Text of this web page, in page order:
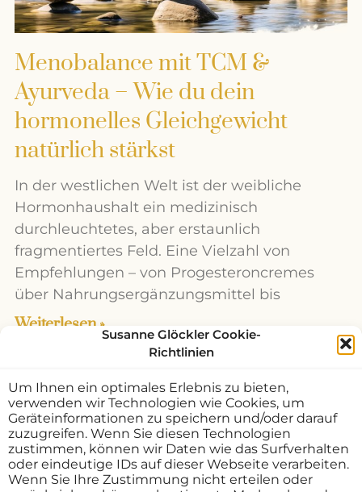
Susanne Glöckler Cookie-
Richtlinien
Um Ihnen ein optimales Erlebnis zu bieten,
verwenden wir Technologien wie Cookies, um
Geräteinformationen zu speichern und/oder darauf
zuzugreifen. Wenn Sie diesen Technologien
zustimmen, können wir Daten wie das Surfverhalten
oder eindeutige IDs auf dieser Webseite verarbeiten.
Wenn Sie Ihre Zustimmung nicht erteilen oder
Menobalance mit TCM &
Ayurveda – Wie du dein
hormonelles Gleichgewicht
natürlich stärkst
In der westlichen Welt ist der weibliche
Hormonhaushalt ein medizinisch
durchleuchtetes, aber erstaunlich
fragmentiertes Feld. Eine Vielzahl von
Empfehlungen – von Progesteroncremes
über Nahrungsergänzungsmittel bis
Weiterlesen »